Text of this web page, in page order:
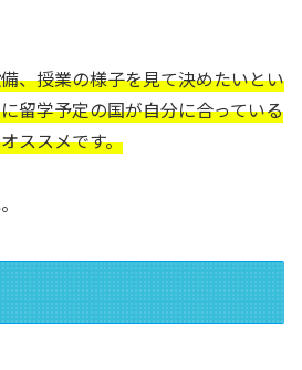
、授業の様子を見て決めたいとい
留学予定の国が自分に合っている
ススメです。